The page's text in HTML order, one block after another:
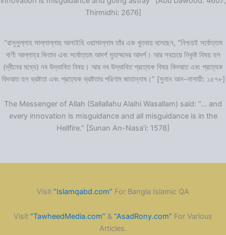
Thirmidhi: 2676]
“রাসূলুল্লাহ সাল্লাল্লাহু আলাইহি ওয়াসাল্লাম তাঁর এক খুতবায় বলেছেন, “নিশ্চয়ই সর্বোত্তম
বাণী আল্লাহ্‌র কিতাব এবং সর্বোত্তম আদর্শ মুহাম্মদের আদর্শ। আর সবচেয়ে নিকৃষ্ট বিষয় হল
(দ্বীনের মধ্যে) নব উদ্ভাবিত বিষয়। আর নব উদ্ভাবিত প্রত্যেক বিষয় বিদআত এবং প্রত্যেক
বিদআত হল ভ্রষ্টতা এবং প্রত্যেক ভ্রষ্টতার পরিণাম জাহান্নাম।” [সুনান আন-নাসায়ী: ১৫৭৮]
The Messenger of Allah (Sallallahu Alaihi Wasallam) said: “… and
every innovation is misguidance and all misguidance is in the
Hellfire.” [Sunan An-Nasa’i: 1578]
Visit “Islamqabd.com” For Bangla Islamic QA
Visit “TawheedMedia.com” & “AsadRony.com” For Various
Articles.